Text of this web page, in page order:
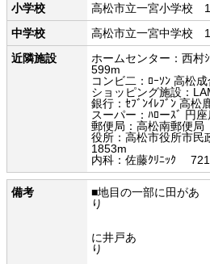
小学校
高松市立一宮小学校
中学校
高松市立一宮中学校
近隣施設
ホームセンター：西村
599m
コンビ二：ﾛｰｿﾝ 高松
ショッピング施設：
銀行：ｾﾌﾞﾝｲﾚﾌﾞﾝ 高
スーパー：ﾊﾛーｽﾞ 円
郵便局：高松南郵便
役所：高松市役所市民
1853m
内科：佐藤ｸﾘﾆｯｸ
備考
■地目の一部に田があ
■
に井戸あ